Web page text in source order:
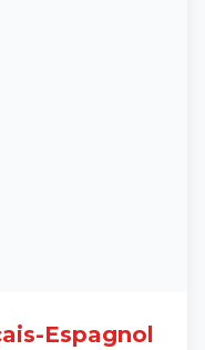
Espagnol